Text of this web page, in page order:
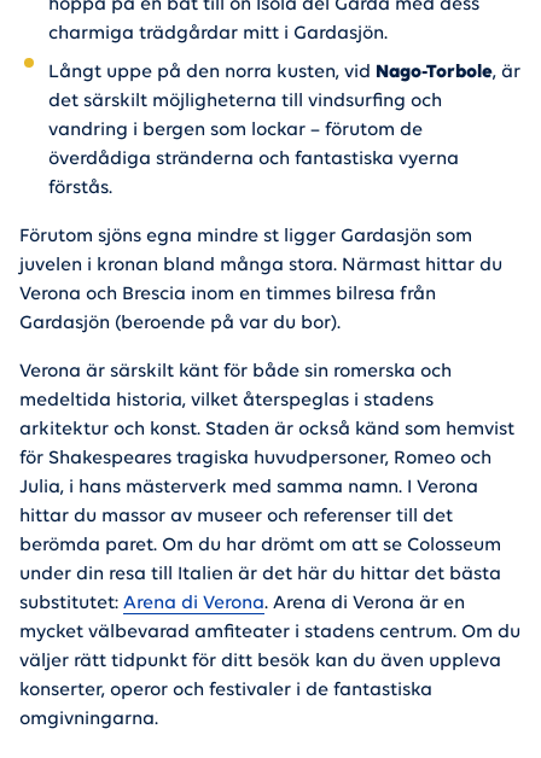
hoppa på en båt till ön Isola del Garda med dess
charmiga trädgårdar mitt i Gardasjön.
Långt uppe på den norra kusten, vid Nago-Torbole, är
det särskilt möjligheterna till vindsurfing och
vandring i bergen som lockar – förutom de
överdådiga stränderna och fantastiska vyerna
förstås.
Förutom sjöns egna mindre st ligger Gardasjön som
juvelen i kronan bland många stora. Närmast hittar du
Verona och Brescia inom en timmes bilresa från
Gardasjön (beroende på var du bor).
Verona är särskilt känt för både sin romerska och
medeltida historia, vilket återspeglas i stadens
arkitektur och konst. Staden är också känd som hemvist
för Shakespeares tragiska huvudpersoner, Romeo och
Julia, i hans mästerverk med samma namn. I Verona
hittar du massor av museer och referenser till det
berömda paret. Om du har drömt om att se Colosseum
under din resa till Italien är det här du hittar det bästa
substitutet: Arena di Verona. Arena di Verona är en
mycket välbevarad amfiteater i stadens centrum. Om du
väljer rätt tidpunkt för ditt besök kan du även uppleva
konserter, operor och festivaler i de fantastiska
omgivningarna.